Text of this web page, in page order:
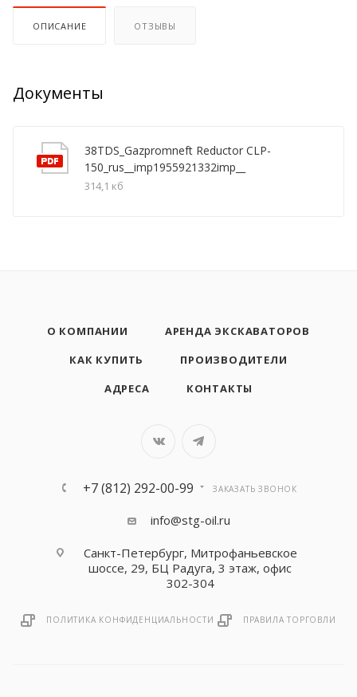
ОПИСАНИЕ ОТЗЫВЫ
Документы
38TDS_Gazpromneft Reductor CLP-
150_rus__imp1955921332imp__
314,1 кб
О КОМПАНИИ
АРЕНДА ЭКСКАВАТОРОВ
КАК КУПИТЬ
ПРОИЗВОДИТЕЛИ
АДРЕСА
КОНТАКТЫ
+7 (812) 292-00-99 ЗАКАЗАТЬ ЗВОНОК
info@stg-oil.ru
Санкт-Петербург, Митрофаньевское
шоссе, 29, БЦ Радуга, 3 этаж, офис
302-304
ПОЛИТИКА КОНФИДЕНЦИАЛЬНОСТИ ПРАВИЛА ТОРГОВЛИ